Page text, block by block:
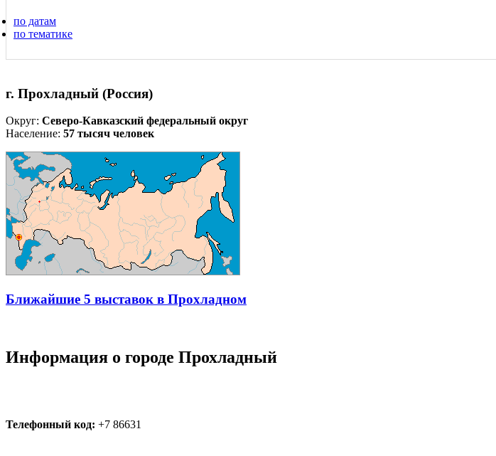
по датам
по тематике
г. Прохладный (Россия)
Округ: Северо-Кавказский федеральный округ
Население: 57 тысяч человек
Ближайшие 5 выставок в Прохладном
Информация о городе Прохладный
Телефонный код: +7 86631